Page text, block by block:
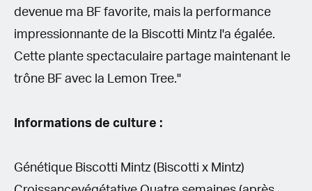
devenue ma BF favorite, mais la performance
impressionnante de la Biscotti Mintz l'a égalée.
Cette plante spectaculaire partage maintenant le
trône BF avec la Lemon Tree."
Informations de culture :
Génétique Biscotti Mintz (Biscotti x Mintz)